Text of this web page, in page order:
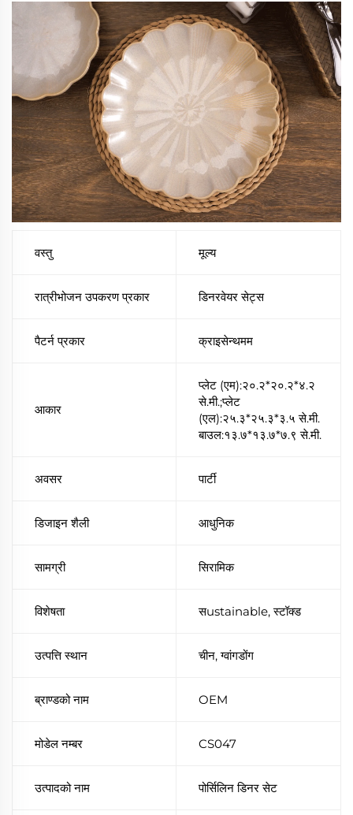
वस्तु मूल्य
रात्रीभोजन उपकरण प्रकार डिनरवेयर सेट्स
पैटर्न प्रकार क्राइसेन्थमम
आकार
प्लेट (एम):२०.२*२०.२*४.२
से.मी.;प्लेट
(एल):२५.३*२५.३*३.५ से.मी.
बाउल:१३.७*१३.७*७.९ से.मी.
अवसर पार्टी
डिजाइन शैली आधुनिक
सामग्री सिरामिक
विशेषता सustainable, स्टॉक्ड
उत्पत्ति स्थान चीन, ग्वांगडोंग
ब्राण्डको नाम OEM
मोडेल नम्बर CS047
उत्पादको नाम पोर्सिलिन डिनर सेट